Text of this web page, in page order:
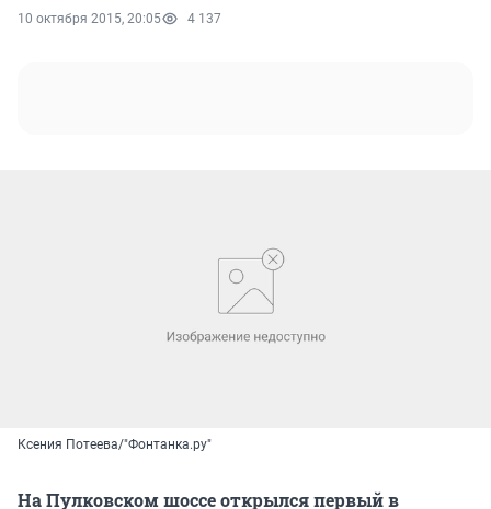
10 октября 2015, 20:05 4 137
Ксения Потеева/"Фонтанка.ру"
На Пулковском шоссе открылся первый в